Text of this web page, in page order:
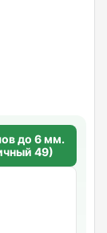
до 6 мм.
49)